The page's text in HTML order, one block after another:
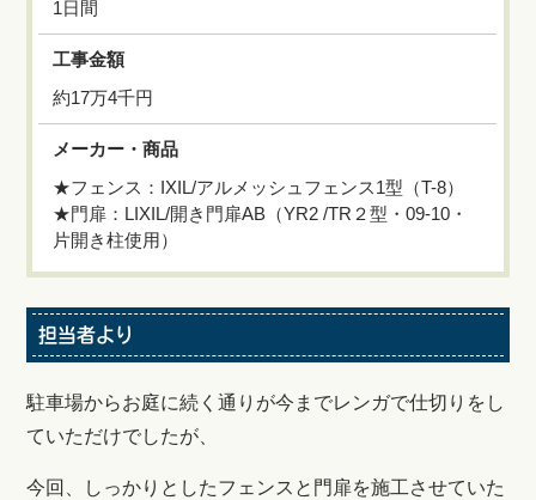
1日間
工事金額
約17万4千円
メーカー・商品
★フェンス：IXIL/アルメッシュフェンス1型（T-8）
★門扉：LIXIL/開き門扉AB（YR2 /TR２型・09-10・
片開き柱使用）
担当者より
駐車場からお庭に続く通りが今までレンガで仕切りをし
ていただけでしたが、
今回、しっかりとしたフェンスと門扉を施工させていた